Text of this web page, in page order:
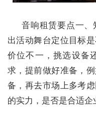
音响租赁要点一
出活动舞台定位目标
价位不一，挑选设备
求，提前做好准备，
备，再去市场上多考
的实力，是否是合适企